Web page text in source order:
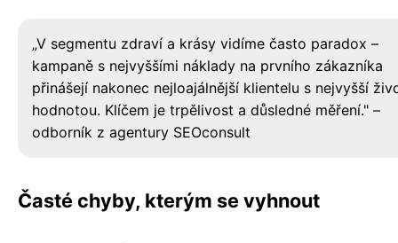
„V segmentu zdraví a krásy vidíme často paradox –
kampaně s nejvyššími náklady na prvního zákazníka
přinášejí nakonec nejloajálnější klientelu s nejvyšší
hodnotou. Klíčem je trpělivost a důsledné měření." –
odborník z agentury SEOconsult
Časté chyby, kterým se vyhnout